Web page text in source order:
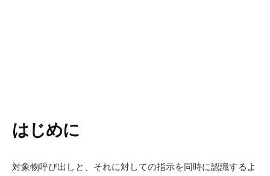
はじめに
対象物呼び出しと、それに対しての指示を同時に認識するよ